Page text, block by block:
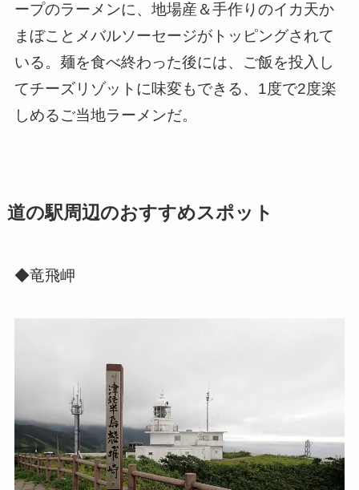
ープのラーメンに、地場産＆手作りのイカ天か
まぼことメバルソーセージがトッピングされて
いる。麺を食べ終わった後には、ご飯を投入し
てチーズリゾットに味変もできる、1度で2度楽
しめるご当地ラーメンだ。
道の駅周辺のおすすめスポット
◆竜飛岬